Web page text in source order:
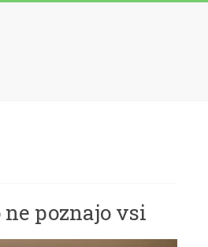
poznajo vsi